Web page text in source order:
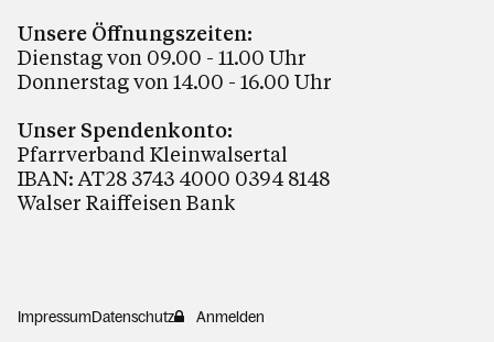
Unsere Öffnungszeiten:
Dienstag von 09.00 - 11.00 Uhr
Donnerstag von 14.00 - 16.00 Uhr
Unser Spendenkonto:
Pfarrverband Kleinwalsertal
IBAN: AT28 3743 4000 0394 8148
Walser Raiffeisen Bank
ImpressumDatenschutz Anmelden